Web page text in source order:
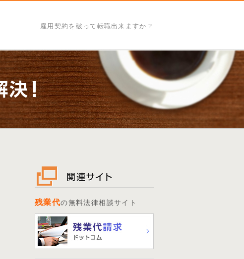
雇用契約を破って転職出来ますか？
残業代の無料法律相談サイト